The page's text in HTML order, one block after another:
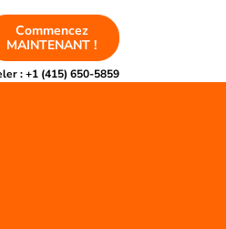
Commencez
MAINTENANT !
:+1 (415) 650-5859